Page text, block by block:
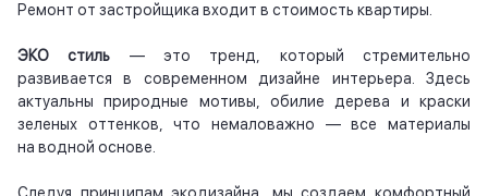
Ремонт от застройщика входит в стоимость квартиры.
ЭКО стиль — это тренд, который стремительно
развивается в современном дизайне интерьера. Здесь
актуальны природные мотивы, обилие дерева и краски
зеленых оттенков, что немаловажно — все материалы
на водной основе.